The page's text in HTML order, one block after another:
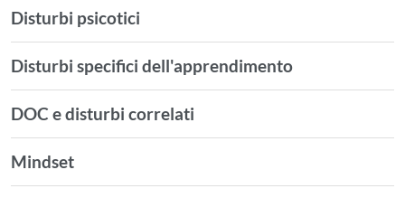
Disturbi psicotici
Disturbi specifici dell'apprendimento
DOC e disturbi correlati
Mindset